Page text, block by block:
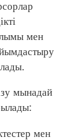
мен
мынадай
мен